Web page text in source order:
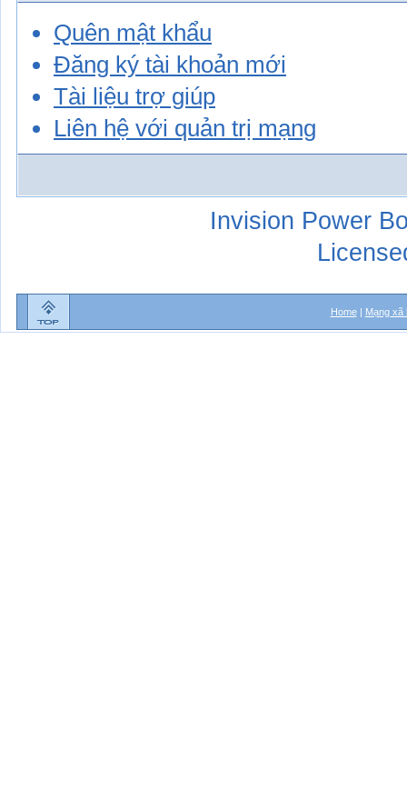
Quên mật khẩu
Đăng ký tài khoản mới
Tài liệu trợ giúp
Liên hệ với quản trị mạng
Invision Power
Home| Mạng xã